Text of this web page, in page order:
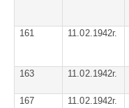
161
11.02.1942г.
163
11.02.1942г.
167
11.02.1942г.